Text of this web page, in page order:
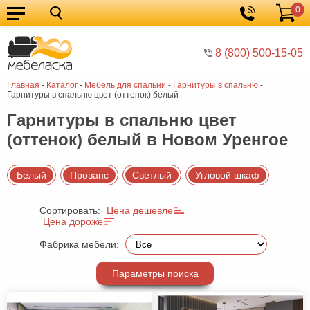
8 (800) 500-15-05
Корзина
0
Главная - Каталог - Мебель для спальни - Гарнитуры в спальню -
Гарнитуры в спальню цвет (оттенок) белый
Кухонные
гарнитуры
Мебель
для
кухни
Мебель
для
спальни
Кровати
Шкафы
Диваны
Мягкая
мебель
Детская
мебель
Мебель
Гарнитуры в спальню цвет
(оттенок) белый в Новом Уренгое
Белый Прованс Светлый Угловой шкаф
Сортировать:
Цена дешевле
Цена дороже
Фабрика мебели:
Параметры поиска